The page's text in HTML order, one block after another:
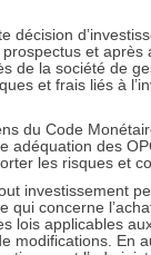
et après
de la société de
et frais liés à
du Code
adéquation des
les risques et
investissement
concerne
lois applicables
modifications. En